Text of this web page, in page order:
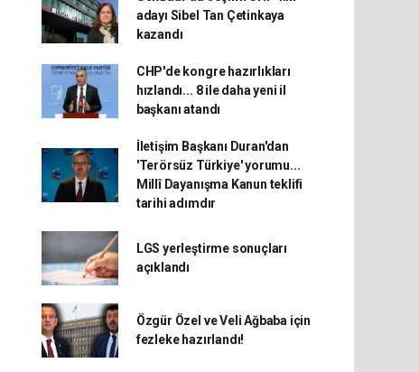
adayı Sibel Tan Çetinkaya
kazandı
CHP'de kongre hazırlıkları
hızlandı... 8 ile daha yeni il
başkanı atandı
İletişim Başkanı Duran'dan
'Terörsüz Türkiye' yorumu...
Millî Dayanışma Kanun teklifi
tarihi adımdır
LGS yerleştirme sonuçları
açıklandı
Özgür Özel ve Veli Ağbaba için
fezleke hazırlandı!